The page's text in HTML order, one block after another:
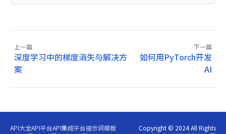
上一篇
深度学习中的梯度消失与解决方
案
下一篇
如何用PyTorch开发
AI
API大全API平台API集成平台提示词模板
Copyright © 2024 All Rights